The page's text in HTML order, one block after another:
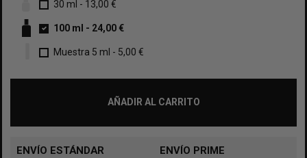
30 ml - 13,00 €
100 ml - 24,00 €
Muestra 5 ml - 5,00 €
AÑADIR AL CARRITO
ENVÍO ESTÁNDAR ENVÍO PRIME